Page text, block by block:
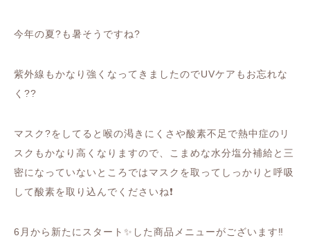
今年の夏?も暑そうですね?
紫外線もかなり強くなってきましたのでUVケアもお忘れな
く ??
マスク?をしてると喉の渇きにくさや酸素不足で熱中症のリ
スクもかなり高くなりますので、こまめな水分塩分補給と三
密になっていないところではマスクを取ってしっかりと呼吸
して酸素を取り込んでくださいね❗️
6 月から新たにスタート ✨ した商品メニューがございます‼️